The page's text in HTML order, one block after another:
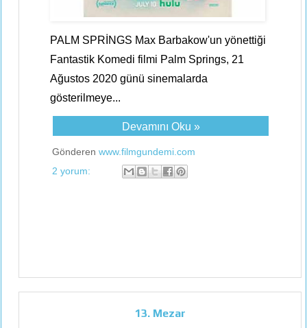
PALM SPRİNGS Max Barbakow'un yönettiği
Fantastik Komedi filmi Palm Springs, 21
Ağustos 2020 günü sinemalarda
gösterilmeye...
Devamını Oku »
Gönderen www.filmgundemi.com
2 yorum:
13. Mezar